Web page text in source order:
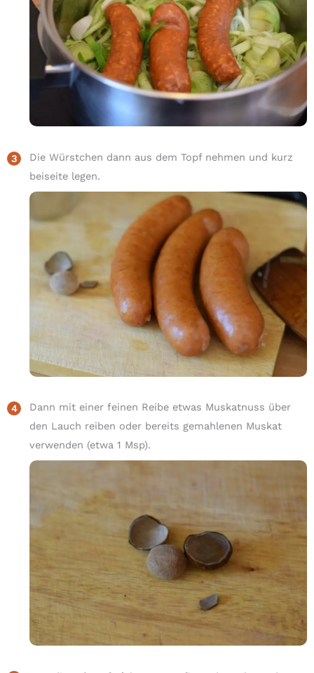
Die Würstchen dann aus dem Topf nehmen und kurz
beiseite legen.
Dann mit einer feinen Reibe etwas Muskatnuss über
den Lauch reiben oder bereits gemahlenen Muskat
verwenden (etwa 1 Msp).